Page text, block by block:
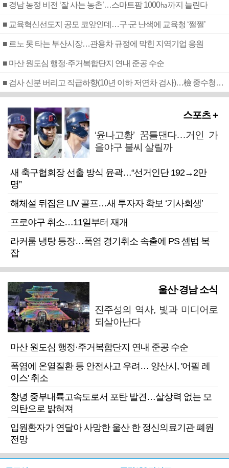
■ 경남 농정 비전 ‘잘 사는 농촌’…스마트팜 1000㏊까지 늘린다
■ 교육혁신선도지 공모 코앞인데…구·군 난색에 교육청 ‘쩔쩔’
■ 르노 못 타는 부산시장…관용차 규정에 막힌 지역기업 응원
■ 마산 원도심 행정·주거복합단지 연내 준공 수순
■ 검사 신분 버리고 직급하향(10년 이하 저연차 검사)…檢 중수청행 기피
스포츠 +
‘윤나고황’ 꿈틀댄다…거인 가
을야구 불씨 살릴까
새 축구협회장 선출 방식 윤곽…“선거인단 192→2만
명”
해체설 뒤집은 LIV 골프…새 투자자 확보 ‘기사회생’
프로야구 취소…11일부터 재개
라커룸 냉탕 등장…폭염 경기취소 속출에 PS 셈법 복
잡
울산·경남 소식
진주성의 역사, 빛과 미디어로
되살아난다
마산 원도심 행정·주거복합단지 연내 준공 수순
폭염에 온열질환 등 안전사고 우려… 양산시, '어필 레
이스' 취소
창녕 중부내륙고속도로서 포탄 발견…살상력 없는 모
의탄으로 밝혀져
입원환자가 연달아 사망한 울산 한 정신의료기관 폐원
전망